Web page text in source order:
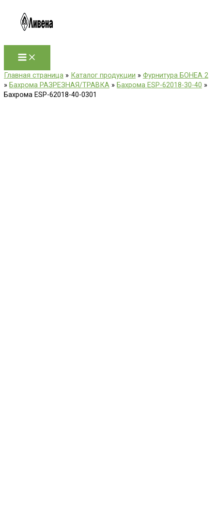
содержимому
Главная страница » Каталог продукции » Фурнитура БОНЕА 2
» Бахрома РАЗРЕЗНАЯ/ТРАВКА » Бахрома ESP-62018-30-40 »
Бахрома ESP-62018-40-0301